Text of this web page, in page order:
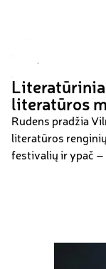
literatūros
Rudens pradžia
literatūros
festivalių ir ypač